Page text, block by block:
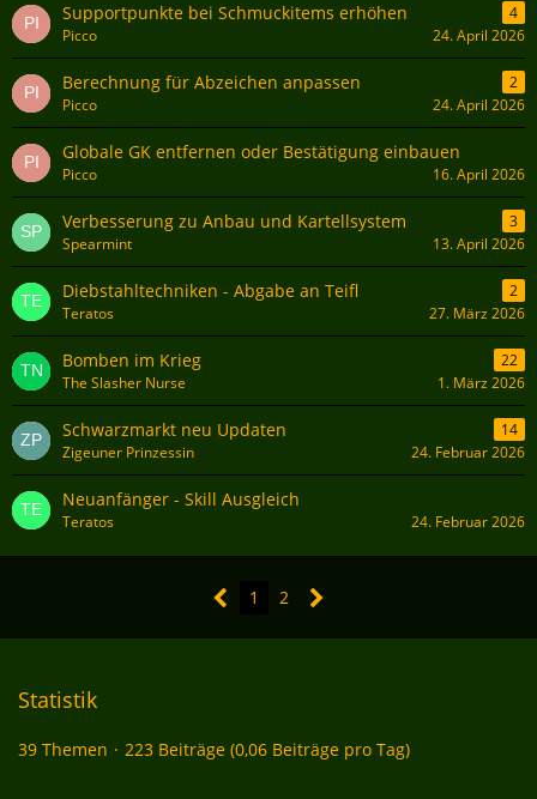
Supportpunkte bei Schmuckitems erhöhen
4
Picco
24. April 2026
Berechnung für Abzeichen anpassen
2
Picco
24. April 2026
Globale GK entfernen oder Bestätigung einbauen
Picco 16. April 2026
Verbesserung zu Anbau und Kartellsystem
3
Spearmint
13. April 2026
Diebstahltechniken - Abgabe an Teifl
2
Teratos
27. März 2026
Bomben im Krieg
22
The Slasher Nurse
1. März 2026
Schwarzmarkt neu Updaten
14
Zigeuner Prinzessin
24. Februar 2026
Neuanfänger - Skill Ausgleich
Teratos 24. Februar 2026
1 2
Statistik
39 Themen 223 Beiträge (0,06 Beiträge pro Tag)